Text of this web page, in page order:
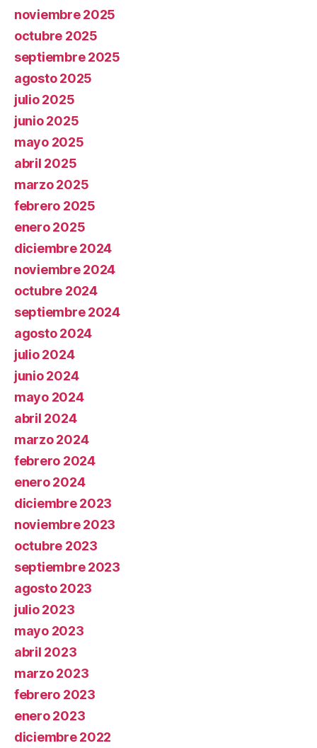
noviembre 2025
octubre 2025
septiembre 2025
agosto 2025
julio 2025
junio 2025
mayo 2025
abril 2025
marzo 2025
febrero 2025
enero 2025
diciembre 2024
noviembre 2024
octubre 2024
septiembre 2024
agosto 2024
julio 2024
junio 2024
mayo 2024
abril 2024
marzo 2024
febrero 2024
enero 2024
diciembre 2023
noviembre 2023
octubre 2023
septiembre 2023
agosto 2023
julio 2023
mayo 2023
abril 2023
marzo 2023
febrero 2023
enero 2023
diciembre 2022